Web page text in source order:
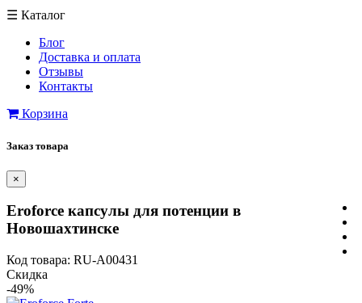
☰ Каталог
Блог
Доставка и оплата
Отзывы
Контакты
Корзина
Заказ товара
×
Eroforce капсулы для потенции в
Новошахтинске
Код товара: RU-A00431
Скидка
-49%